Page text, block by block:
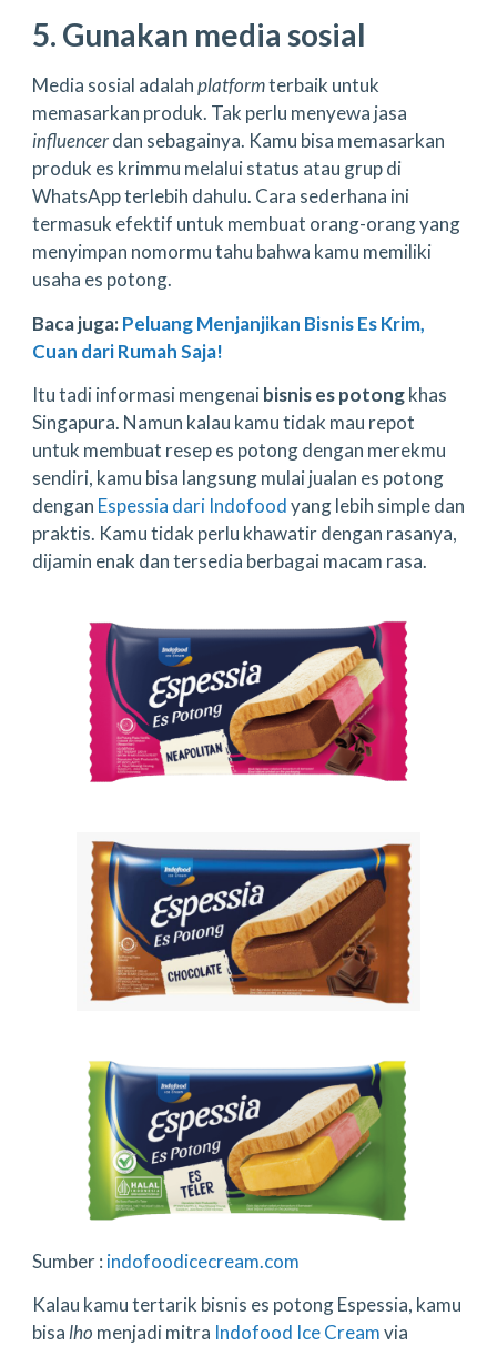
5. Gunakan media sosial
Media sosial adalahplatformterbaik untuk
memasarkan produk. Tak perlu menyewa jasa
influencerdan sebagainya. Kamu bisa memasarkan
produk es krimmu melalui status atau grup di
WhatsApp terlebih dahulu. Cara sederhana ini
termasuk efektif untuk membuat orang-orang yang
menyimpan nomormu tahu bahwa kamu memiliki
usaha es potong.
Baca juga:Peluang Menjanjikan Bisnis Es Krim,
Cuan dari Rumah Saja!
Itu tadi informasi mengenaibisnis es potongkhas
Singapura. Namun kalau kamu tidak mau repot
untuk membuat resep es potong dengan merekmu
sendiri, kamu bisa langsung mulai jualan es potong
dengan Espessia dari Indofoodyang lebih simple dan
praktis. Kamu tidak perlu khawatir dengan rasanya,
dijamin enak dan tersedia berbagai macam rasa.
Sumber : indofoodicecream.com
Kalau kamu tertarik bisnis es potong Espessia, kamu
bisalho menjadi mitra Indofood Ice Creamvia